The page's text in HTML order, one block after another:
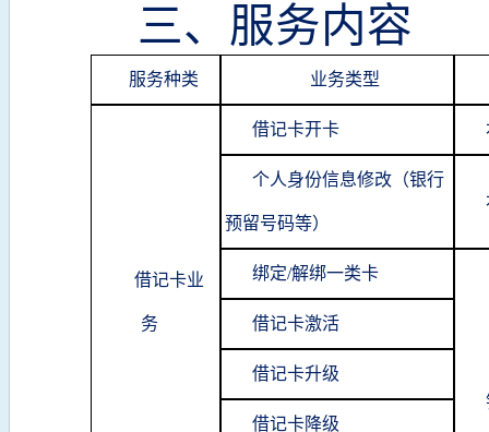
三、服务内容
服务种类 业务类型
借记卡业
务
借记卡开卡
个人身份信息修改（银行
预留号码等）
绑定/解绑一类卡
借记卡激活
借记卡升级
借记卡降级